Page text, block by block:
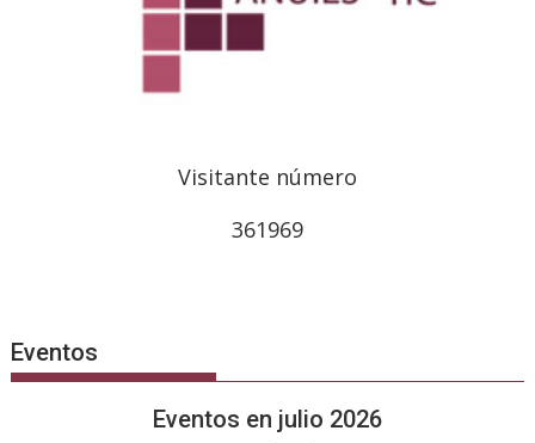
Visitante número
361969
Eventos
Eventos en julio 2026